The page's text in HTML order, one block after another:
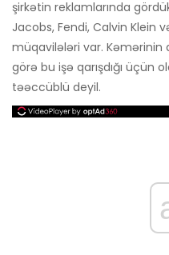
şirkətin reklamlarında
Jacobs, Fendi, Calvin Klein
müqavilələri var. Kəmərinin
görə bu işə qarışdığı üçün
təəccüblü deyil.